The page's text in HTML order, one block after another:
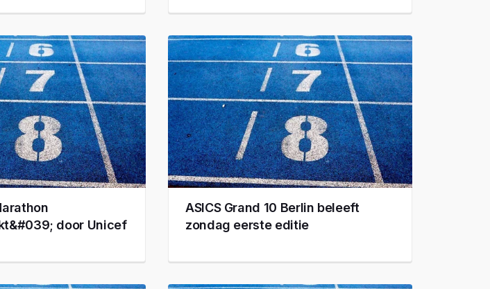
door Unicef
ASICS Grand 10 Berlin beleeft
zondag eerste editie